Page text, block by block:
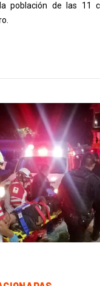
población de las 11